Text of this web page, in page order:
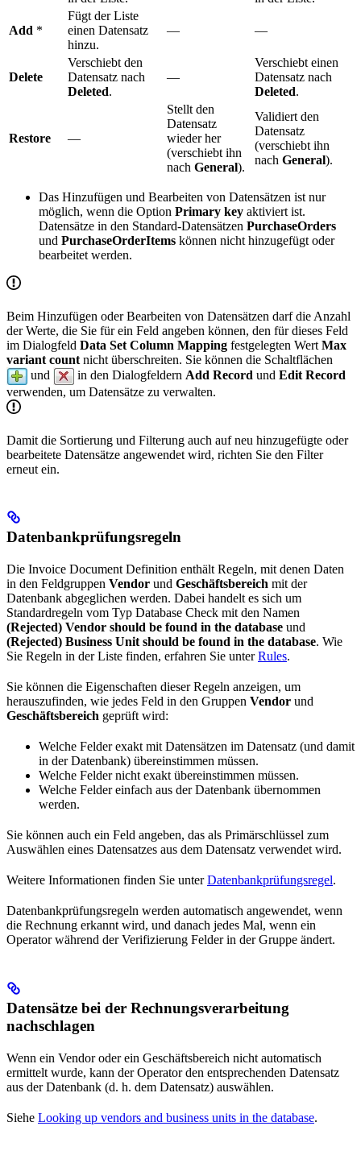
Add *
Fügt der Liste
einen Datensatz
hinzu.
— —
Delete
Verschiebt den
Datensatz nach
Deleted.
—
Verschiebt einen
Datensatz nach
Deleted.
Restore —
Stellt den
Datensatz
wieder her
(verschiebt ihn
nach General).
Validiert den
Datensatz
(verschiebt ihn
nach General).
Das Hinzufügen und Bearbeiten von Datensätzen ist nur
möglich, wenn die Option Primary key aktiviert ist.
Datensätze in den Standard-Datensätzen PurchaseOrders
und PurchaseOrderItems können nicht hinzugefügt oder
bearbeitet werden.
Beim Hinzufügen oder Bearbeiten von Datensätzen darf die Anzahl
der Werte, die Sie für ein Feld angeben können, den für dieses Feld
im Dialogfeld Data Set Column Mapping festgelegten WertMax
variant countnicht überschreiten. Sie können die Schaltflächen
und
in den Dialogfeldern Add Record und Edit Record
verwenden, um Datensätze zu verwalten.
Damit die Sortierung und Filterung auch auf neu hinzugefügte oder
bearbeitete Datensätze angewendet wird, richten Sie den Filter
erneut ein.
Datenbankprüfungsregeln
Die Invoice Document Definition enthält Regeln, mit denen Daten
in den Feldgruppen Vendor und Geschäftsbereich mit der
Datenbank abgeglichen werden. Dabei handelt es sich um
Standardregeln vom Typ Database Check mit den Namen
(Rejected) Vendor should be found in the database und
(Rejected) Business Unit should be found in the database. Wie
Sie Regeln in der Liste finden, erfahren Sie unterRules.
Sie können die Eigenschaften dieser Regeln anzeigen, um
herauszufinden, wie jedes Feld in den Gruppen Vendor und
Geschäftsbereich geprüft wird:
Welche Felder exakt mit Datensätzen im Datensatz (und damit
in der Datenbank) übereinstimmen müssen.
Welche Felder nicht exakt übereinstimmen müssen.
Welche Felder einfach aus der Datenbank übernommen
werden.
Sie können auch ein Feld angeben, das als Primärschlüssel zum
Auswählen eines Datensatzes aus dem Datensatz verwendet wird.
Weitere Informationen finden Sie unterDatenbankprüfungsregel.
Datenbankprüfungsregeln werden automatisch angewendet, wenn
die Rechnung erkannt wird, und danach jedes Mal, wenn ein
Operator während der Verifizierung Felder in der Gruppe ändert.
Datensätze bei der Rechnungsverarbeitung
nachschlagen
Wenn ein Vendor oder ein Geschäftsbereich nicht automatisch
ermittelt wurde, kann der Operator den entsprechenden Datensatz
aus der Datenbank (d. h. dem Datensatz) auswählen.
Siehe Looking up vendors and business units in the database.